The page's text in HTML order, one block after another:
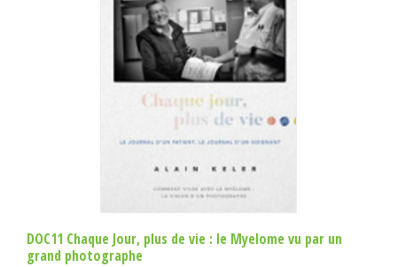
DOC11 Chaque Jour, plus de vie : le Myelome vu par un
grand photographe